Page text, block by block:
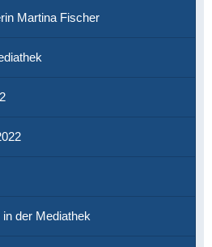
Martina Fischer
der Mediathek